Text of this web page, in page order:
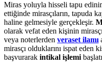
Miras yoluyla hisseli tapu
ettiğinde mirasçıların, tapuda
haline gelmesiyle gerçekleşir.
olarak vefat eden kişinin
veya noterlerden veraset ilamı
mirasçı olduklarını ispat eden
başvurarak intikal işlemi